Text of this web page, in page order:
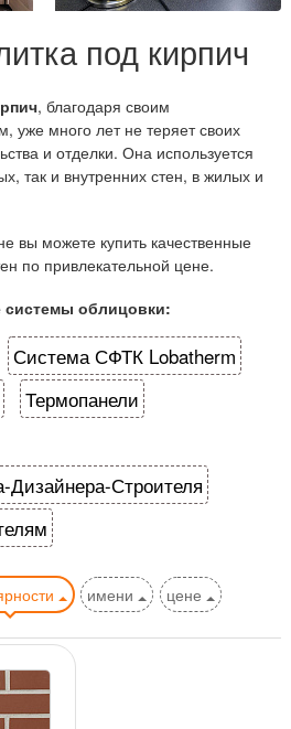
под кирпич
, благодаря своим
уже много лет не теряет своих
и отделки. Она используется
так и внутренних стен, в жилых и
вы можете купить качественные
по привлекательной цене.
облицовки:
Система СФТК Lobatherm
Термопанели
Строителя
имени цене